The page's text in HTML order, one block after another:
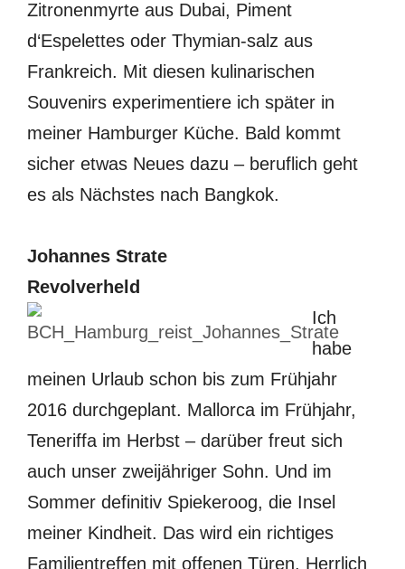
Zitronenmyrte aus Dubai, Piment
d‘Espelettes oder Thymian-salz aus
Frankreich. Mit diesen kulinarischen
Souvenirs experimentiere ich später in
meiner Hamburger Küche. Bald kommt
sicher etwas Neues dazu – beruflich geht
es als Nächstes nach Bangkok.
Johannes Strate
Revolverheld
Ich
habe
meinen Urlaub schon bis zum Frühjahr
2016 durchgeplant. Mallorca im Frühjahr,
Teneriffa im Herbst – darüber freut sich
auch unser zweijähriger Sohn. Und im
Sommer definitiv Spiekeroog, die Insel
meiner Kindheit. Das wird ein richtiges
Familientreffen mit offenen Türen. Herrlich